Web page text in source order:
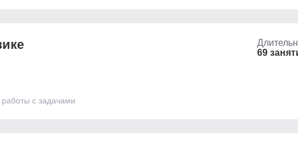
69
с задачами